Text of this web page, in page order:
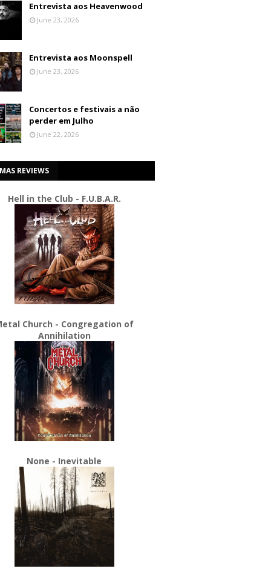
Entrevista aos Heavenwood
June 23, 2026
Entrevista aos Moonspell
June 23, 2026
Concertos e festivais a não
perder em Julho
June 22, 2026
REVIEWS
Hell in the Club - F.U.B.A.R.
Church - Congregation of
Annihilation
None - Inevitable